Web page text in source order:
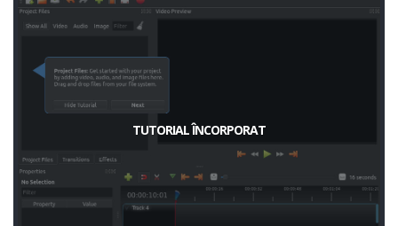
TUTORIAL ÎNCORPORAT